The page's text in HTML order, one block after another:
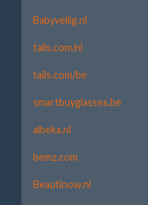
Babyveilig.nl
tails.com/nl
tails.com/be
smartbuyglasses.be
albeka.nl
bemz.com
Beautinow.nl